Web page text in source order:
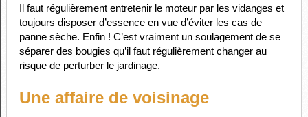
Il faut régulièrement entretenir le moteur par les vidanges et
toujours disposer d’essence en vue d’éviter les cas de
panne sèche. Enfin ! C’est vraiment un soulagement de se
séparer des bougies qu’il faut régulièrement changer au
risque de perturber le jardinage.
Une affaire de voisinage